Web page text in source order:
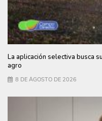
La aplicación selectiva busca
agro
8 DE AGOSTO DE 2026